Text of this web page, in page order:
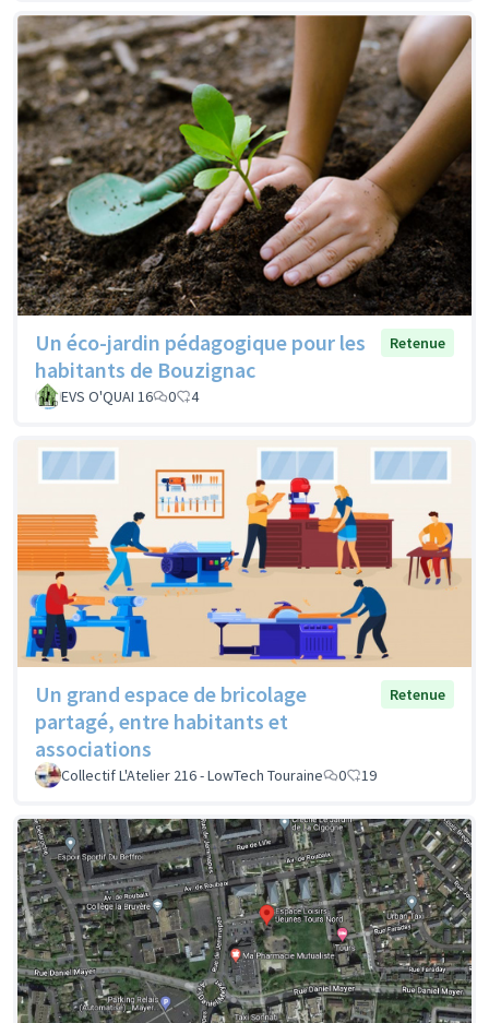
Un éco-jardin pédagogique pour les
habitants de Bouzignac
Retenue
EVS O'QUAI 16 0 4
Un grand espace de bricolage
partagé, entre habitants et
associations
Retenue
Collectif L'Atelier 216 - LowTech Touraine 0 19